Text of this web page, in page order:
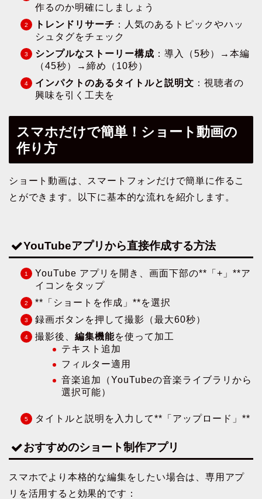
作るのか明確にしましょう
トレンドリサーチ ：人気のあるトピックやハッ
シュタグをチェック
シンプルなストーリー構成 ：導入（5秒）→本編
（45秒）→締め（10秒）
インパクトのあるタイトルと説明文 ：視聴者の
興味を引く工夫を
スマホだけで簡単！ショート動画の
作り方
ショート動画は、スマートフォンだけで簡単に作るこ
とができます。以下に基本的な流れを紹介します。
YouTubeアプリから直接作成する方法
YouTube アプリを開き、画面下部の**「+」**ア
イコンをタップ
**「ショートを作成」**を選択
録画ボタンを押して撮影（最大60秒）
撮影後、 編集機能を使って加工
テキスト追加
フィルター適用
音楽追加（YouTubeの音楽ライブラリから
選択可能）
タイトルと説明を入力して**「アップロード」**
おすすめのショート制作アプリ
スマホでより本格的な編集をしたい場合は、専用アプ
リを活用すると効果的です：